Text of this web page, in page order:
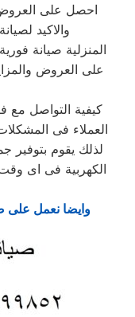
احصل على العروض
والاكيد
المنزلية صيانة
على العروض
كيفية التواصل مع
العملاء فى
لذلك يقوم بتوفير
الكهربية فى اى
وايضا نعمل على